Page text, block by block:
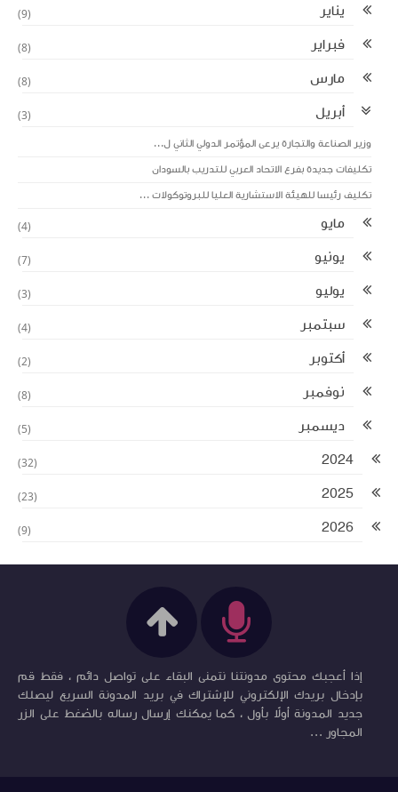
يناير (9)
فبراير (8)
مارس (8)
أبريل
(3)
وزير الصناعة والتجارة يرعى المؤتمر الدولي الثاني ل...
تكليفات جديدة بفرع الاتحاد العربي للتدريب بالسودان
تكليف رئيسا للهيئة الاستشارية العليا للبروتوكولات ...
مايو (4)
يونيو (7)
يوليو (3)
سبتمبر (4)
أكتوبر (2)
نوفمبر (8)
ديسمبر (5)
2024
(32)
2025
(23)
2026
(9)
إذا أعجبك محتوى مدونتنا نتمنى البقاء على تواصل دائم ، فقط قم
بإدخال بريدك الإلكتروني للإشتراك في بريد المدونة السريع ليصلك
جديد المدونة أولاً بأول ، كما يمكنك إرسال رساله بالضغط على الزر
المجاور ...